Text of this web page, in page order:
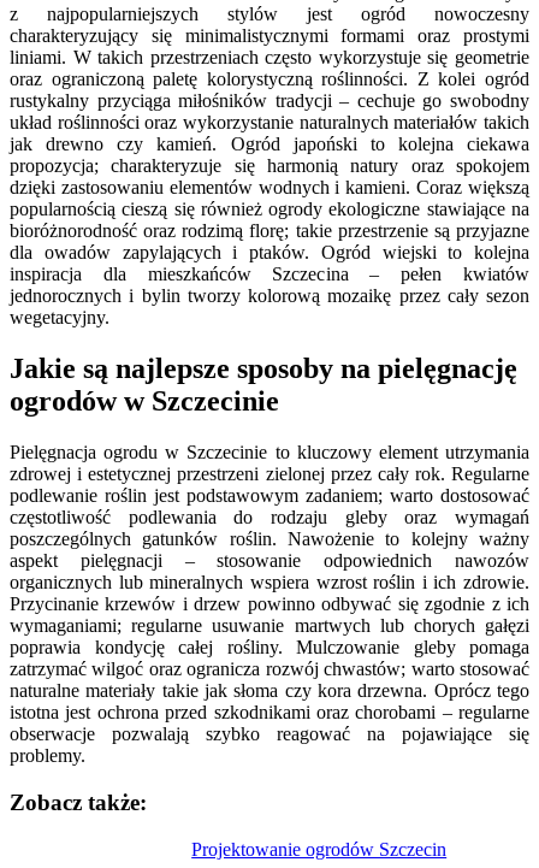
z najpopularniejszych stylów jest ogród nowoczesny
charakteryzujący się minimalistycznymi formami oraz prostymi
liniami. W takich przestrzeniach często wykorzystuje się geometrie
oraz ograniczoną paletę kolorystyczną roślinności. Z kolei ogród
rustykalny przyciąga miłośników tradycji – cechuje go swobodny
układ roślinności oraz wykorzystanie naturalnych materiałów takich
jak drewno czy kamień. Ogród japoński to kolejna ciekawa
propozycja; charakteryzuje się harmonią natury oraz spokojem
dzięki zastosowaniu elementów wodnych i kamieni. Coraz większą
popularnością cieszą się również ogrody ekologiczne stawiające na
bioróżnorodność oraz rodzimą florę; takie przestrzenie są przyjazne
dla owadów zapylających i ptaków. Ogród wiejski to kolejna
inspiracja dla mieszkańców Szczecina – pełen kwiatów
jednorocznych i bylin tworzy kolorową mozaikę przez cały sezon
wegetacyjny.
Jakie są najlepsze sposoby na pielęgnację
ogrodów w Szczecinie
Pielęgnacja ogrodu w Szczecinie to kluczowy element utrzymania
zdrowej i estetycznej przestrzeni zielonej przez cały rok. Regularne
podlewanie roślin jest podstawowym zadaniem; warto dostosować
częstotliwość podlewania do rodzaju gleby oraz wymagań
poszczególnych gatunków roślin. Nawożenie to kolejny ważny
aspekt pielęgnacji – stosowanie odpowiednich nawozów
organicznych lub mineralnych wspiera wzrost roślin i ich zdrowie.
Przycinanie krzewów i drzew powinno odbywać się zgodnie z ich
wymaganiami; regularne usuwanie martwych lub chorych gałęzi
poprawia kondycję całej rośliny. Mulczowanie gleby pomaga
zatrzymać wilgoć oraz ogranicza rozwój chwastów; warto stosować
naturalne materiały takie jak słoma czy kora drzewna. Oprócz tego
istotna jest ochrona przed szkodnikami oraz chorobami – regularne
obserwacje pozwalają szybko reagować na pojawiające się
problemy.
Zobacz także:
Projektowanie ogrodów Szczecin